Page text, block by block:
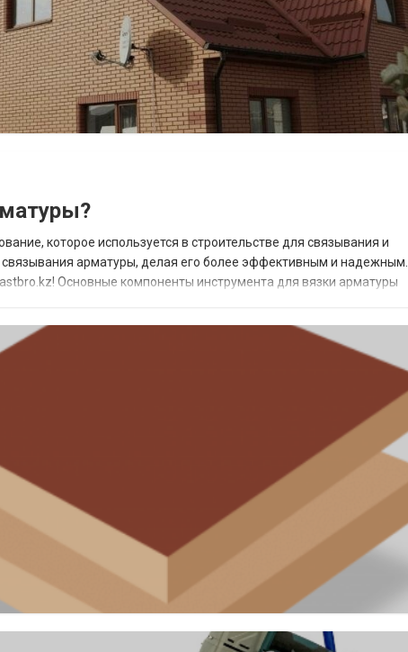
которое используется в строительстве для связывания и
связывания арматуры, делая его более эффективным и надежным.
Основные компоненты инструмента для вязки арматуры